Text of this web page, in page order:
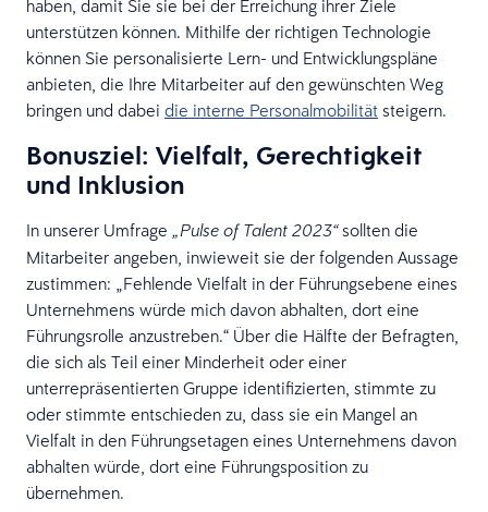
haben, damit Sie sie bei der Erreichung ihrer Ziele
unterstützen können. Mithilfe der richtigen Technologie
können Sie personalisierte Lern- und Entwicklungspläne
anbieten, die Ihre Mitarbeiter auf den gewünschten Weg
bringen und dabei die interne Personalmobilität steigern.
Bonusziel: Vielfalt, Gerechtigkeit
und Inklusion
In unserer Umfrage „Pulse of Talent 2023“sollten die
Mitarbeiter angeben, inwieweit sie der folgenden Aussage
zustimmen: „Fehlende Vielfalt in der Führungsebene eines
Unternehmens würde mich davon abhalten, dort eine
Führungsrolle anzustreben.“ Über die Hälfte der Befragten,
die sich als Teil einer Minderheit oder einer
unterrepräsentierten Gruppe identifizierten, stimmte zu
oder stimmte entschieden zu, dass sie ein Mangel an
Vielfalt in den Führungsetagen eines Unternehmens davon
abhalten würde, dort eine Führungsposition zu
übernehmen.